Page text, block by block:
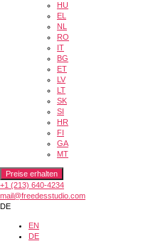
HU
EL
NL
RO
IT
BG
ET
LV
LT
SK
SI
HR
FI
GA
MT
Preise erhalten
+1 (213) 640-4234
mail@freedesstudio.com
DE
EN
DE